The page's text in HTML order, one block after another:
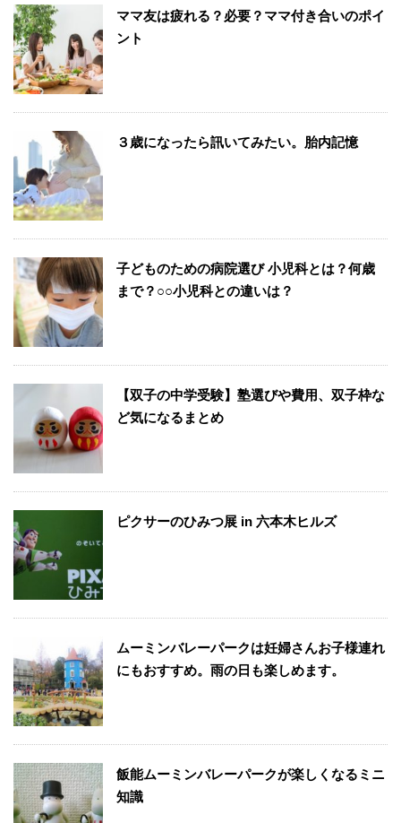
ママ友は疲れる？必要？ママ付き合いのポイ
ント
３歳になったら訊いてみたい。胎内記憶
子どものための病院選び 小児科とは？何歳
まで？○○小児科との違いは？
【双子の中学受験】塾選びや費用、双子枠な
ど気になるまとめ
ピクサーのひみつ展 in 六本木ヒルズ
ムーミンバレーパークは妊婦さんお子様連れ
にもおすすめ。雨の日も楽しめます。
飯能ムーミンバレーパークが楽しくなるミニ
知識